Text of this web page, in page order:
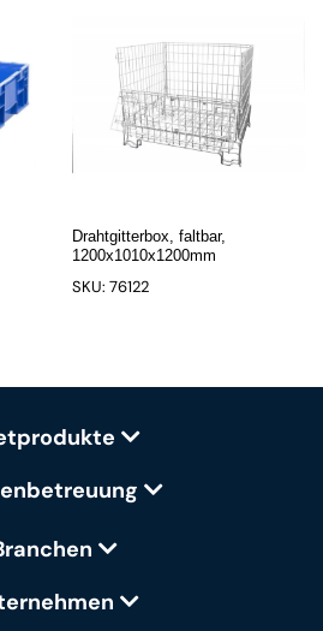
Drahtgitterbox, faltbar,
1200x1010x1200mm
SKU: 76122